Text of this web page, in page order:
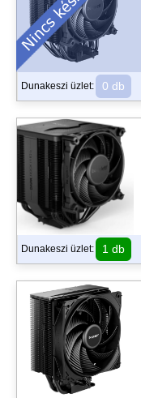
Dunakeszi üzlet: 0 db
Dunakeszi üzlet: 1 db